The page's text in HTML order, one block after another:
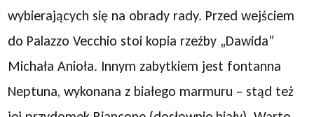
wybierających się na obrady rady. Przed wejściem
do Palazzo Vecchio stoi kopia rzeźby „Dawida”
Michała Anioła. Innym zabytkiem jest fontanna
Neptuna, wykonana z białego marmuru – stąd też